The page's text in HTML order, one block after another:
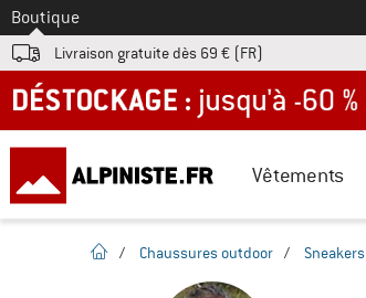
Vers le
Boutique
Livraison gratuite dès 69 € (FR)
DÉSTOCKAGE : jusqu'à -60 %
Vêtements
Page d'accueil
/ Chaussures outdoor / Sneakers